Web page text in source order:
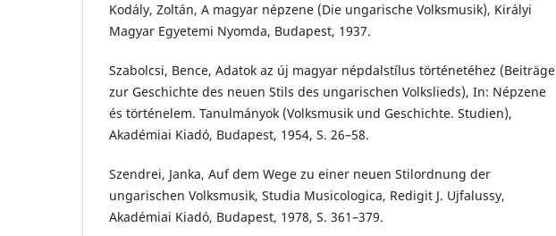
Kodály, Zoltán, A magyar népzene (Die ungarische Volksmusik), Királyi
Magyar Egyetemi Nyomda, Budapest, 1937.
Szabolcsi, Bence, Adatok az új magyar népdalstílus történetéhez (Beiträge
zur Geschichte des neuen Stils des ungarischen Volkslieds), In: Népzene
és történelem. Tanulmányok (Volksmusik und Geschichte. Studien),
Akadémiai Kiadó, Budapest, 1954, S. 26–58.
Szendrei, Janka, Auf dem Wege zu einer neuen Stilordnung der
ungarischen Volksmusik, Studia Musicologica, Redigit J. Ujfalussy,
Akadémiai Kiadó, Budapest, 1978, S. 361–379.